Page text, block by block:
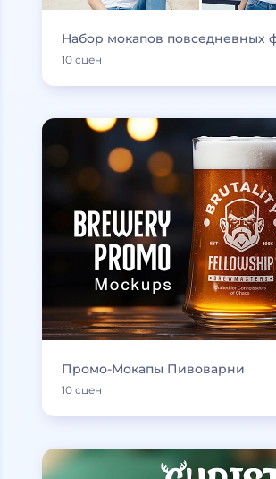
Набор мокапов повседневных
10 сцен
Промо-Мокапы Пивоварни
10 сцен